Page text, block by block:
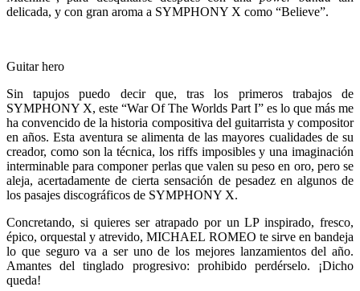
delicada, y con gran aroma a SYMPHONY X como “Believe”.
Guitar hero
Sin tapujos puedo decir que, tras los primeros trabajos de
SYMPHONY X, este “War Of The Worlds Part I” es lo que más me
ha convencido de la historia compositiva del guitarrista y compositor
en años. Esta aventura se alimenta de las mayores cualidades de su
creador, como son la técnica, los riffs imposibles y una imaginación
interminable para componer perlas que valen su peso en oro, pero se
aleja, acertadamente de cierta sensación de pesadez en algunos de
los pasajes discográficos de SYMPHONY X.
Concretando, si quieres ser atrapado por un LP inspirado, fresco,
épico, orquestal y atrevido, MICHAEL ROMEO te sirve en bandeja
lo que seguro va a ser uno de los mejores lanzamientos del año.
Amantes del tinglado progresivo: prohibido perdérselo. ¡Dicho
queda!